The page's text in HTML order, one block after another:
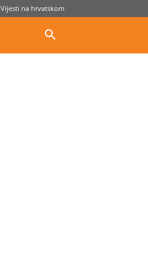
Vijesti na hrvatskom